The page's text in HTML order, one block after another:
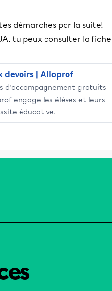
démarches par la suite!
tu peux consulter la fiche
devoirs | Alloprof
d’accompagnement gratuits
engage les élèves et leurs
éducative.